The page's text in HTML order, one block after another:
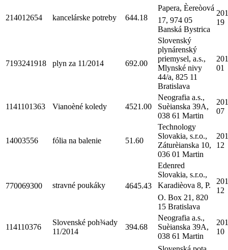
214012654 kancelárske potreby 644.18
Papera, Èereòová
17, 974 05
Banská Bystrica
19
7193241918 plyn za 11/2014 692.00
Slovenský
plynárenský
priemysel, a.s.,
Mlynské nivy
44/a, 825 11
Bratislava
01
1141101363 Vianoèné koledy 4521.00
Neografia a.s.,
Suèianska 39A,
038 61 Martin
07
14003556 fólia na balenie 51.60
Technology
Slovakia, s.r.o.,
Záturèianska 10,
036 01 Martin
12
770069300 stravné poukáky 4645.43
Edenred
Slovakia, s.r.o.,
Karadièova 8, P.
O. Box 21, 820
15 Bratislava
12
114110376
Slovenské poh¾ady
11/2014
394.68
Neografia a.s.,
Suèianska 39A,
038 61 Martin
10